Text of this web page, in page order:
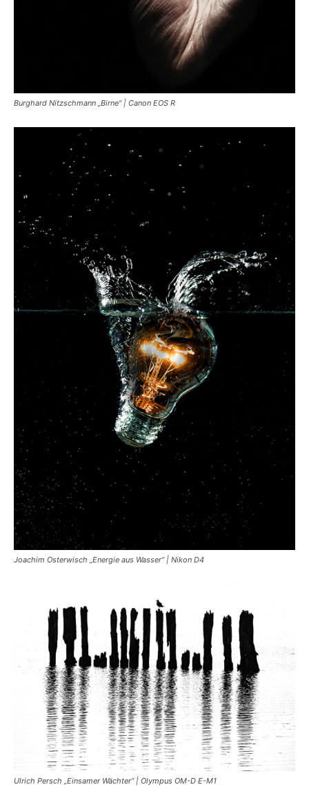
Burghard Nitzschmann „Birne“ | Canon EOS R
Joachim Osterwisch „Energie aus Wasser“ | Nikon D4
Ulrich Persch „Einsamer Wächter“ | Olympus OM-D E-M1